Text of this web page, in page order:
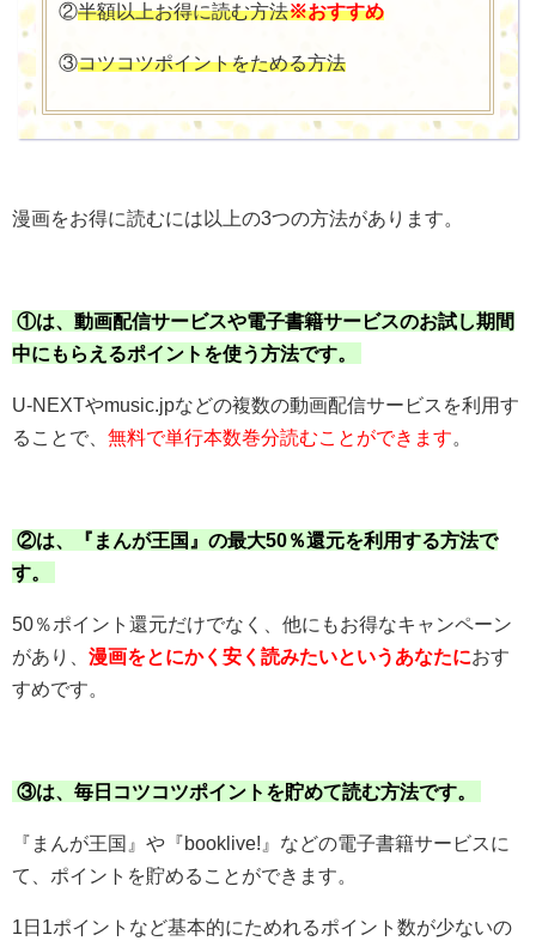
②半額以上お得に読む方法※おすすめ
③コツコツポイントをためる方法
漫画をお得に読むには以上の3つの方法があります。
①は、動画配信サービスや電子書籍サービスのお試し期間
中にもらえるポイントを使う方法です。
U-NEXTやmusic.jpなどの複数の動画配信サービスを利用す
ることで、 無料で単行本数巻分読むことができます
②は、『まんが王国』の最大50％還元を利用する方法で
す。
50％ポイント還元だけでなく、他にもお得なキャンペーン
があり、 漫画をとにかく安く読みたいというあなたにおす
すめです。
③は、毎日コツコツポイントを貯めて読む方法です。
『まんが王国』や『booklive!』などの電子書籍サービスに
て、ポイントを貯めることができます。
1日1ポイントなど基本的にためれるポイント数が少ないの